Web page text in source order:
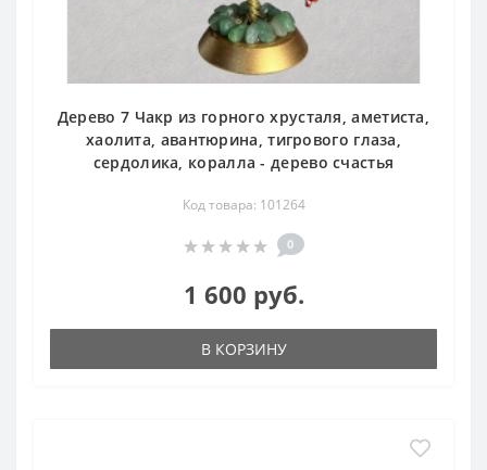
Дерево 7 Чакр из горного хрусталя, аметиста,
хаолита, авантюрина, тигрового глаза,
сердолика, коралла - дерево счастья
Код товара: 101264
0
1 600 руб.
В КОРЗИНУ